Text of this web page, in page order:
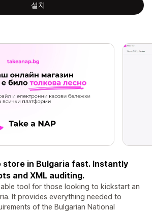
설치
in Bulgaria fast. Instantly
and XML auditing.
tool for those looking to kickstart an
It provides everything needed to
of the Bulgarian National